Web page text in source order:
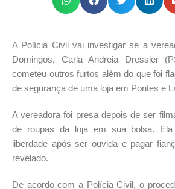
A Polícia Civil vai investigar se a
Domingos, Carla Andreia Dressler
cometeu outros furtos além do que foi
de segurança de uma loja em Pontes e
A vereadora foi presa depois de ser
de roupas da loja em sua bolsa.
liberdade após ser ouvida e pagar
revelado.
De acordo com a Polícia Civil, o